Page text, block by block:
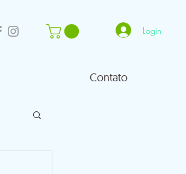
Login
Contato